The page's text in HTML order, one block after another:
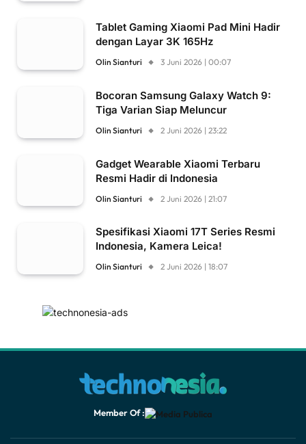
Tablet Gaming Xiaomi Pad Mini Hadir
dengan Layar 3K 165Hz
Olin Sianturi 3 Juni 2026 | 00:07
Bocoran Samsung Galaxy Watch 9:
Tiga Varian Siap Meluncur
Olin Sianturi 2 Juni 2026 | 23:22
Gadget Wearable Xiaomi Terbaru
Resmi Hadir di Indonesia
Olin Sianturi 2 Juni 2026 | 21:07
Spesifikasi Xiaomi 17T Series Resmi
Indonesia, Kamera Leica!
Olin Sianturi 2 Juni 2026 | 18:07
Member Of :